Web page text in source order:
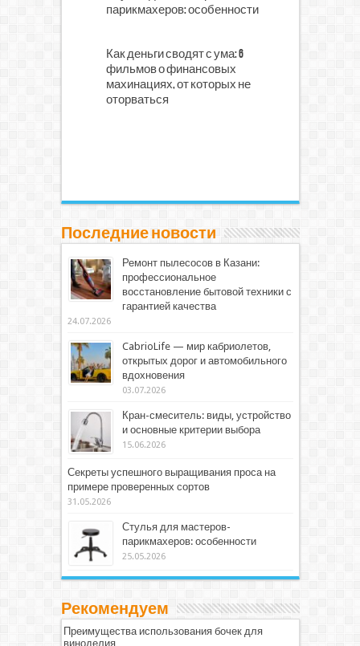
парикмахеров: особенности
Как деньги сводят с ума: 6
фильмов о финансовых
махинациях, от которых не
оторваться
Последние новости
Ремонт пылесосов в Казани:
профессиональное
восстановление бытовой техники с
гарантией качества
24.07.2026
CabrioLife — мир кабриолетов,
открытых дорог и автомобильного
вдохновения
03.07.2026
Кран-смеситель: виды, устройство
и основные критерии выбора
15.06.2026
Секреты успешного выращивания проса на
примере проверенных сортов
31.05.2026
Стулья для мастеров-
парикмахеров: особенности
25.05.2026
Рекомендуем
Преимущества использования бочек для
виноделия